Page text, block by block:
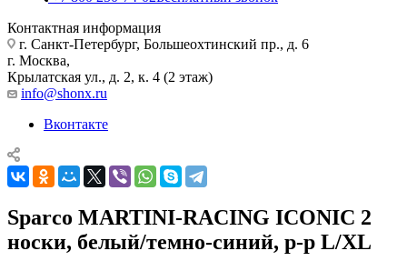
Контактная информация
г. Санкт-Петербург, Большеохтинский пр., д. 6
г. Москва,
Крылатская ул., д. 2, к. 4 (2 этаж)
info@shonx.ru
Вконтакте
Sparco MARTINI-RACING ICONIC 2
носки, белый/темно-синий, р-р L/XL